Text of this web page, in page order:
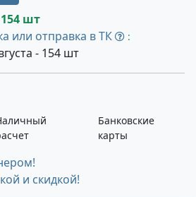
шт
или отправка в ТК
:
- 154 шт
Банковские
карты
и скидкой!